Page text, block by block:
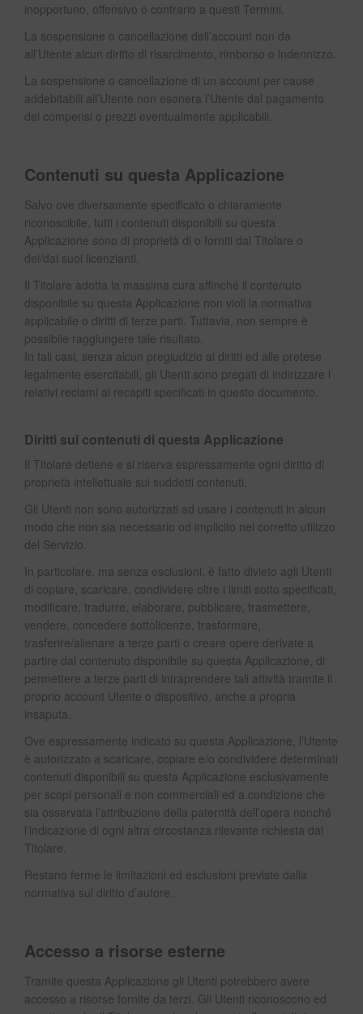
inopportuno, offensivo o contrario a questi Termini.
La sospensione o cancellazione dell’account non da
all’Utente alcun diritto di risarcimento, rimborso o indennizzo.
La sospensione o cancellazione di un account per cause
addebitabili all’Utente non esonera l’Utente dal pagamento
dei compensi o prezzi eventualmente applicabili.
Contenuti su questa Applicazione
Salvo ove diversamente specificato o chiaramente
riconoscibile, tutti i contenuti disponibili su questa
Applicazione sono di proprietà di o forniti dal Titolare o
dei/dai suoi licenzianti.
Il Titolare adotta la massima cura affinché il contenuto
disponibile su questa Applicazione non violi la normativa
applicabile o diritti di terze parti. Tuttavia, non sempre è
possibile raggiungere tale risultato.
In tali casi, senza alcun pregiudizio ai diritti ed alle pretese
legalmente esercitabili, gli Utenti sono pregati di indirizzare i
relativi reclami ai recapiti specificati in questo documento.
Diritti sui contenuti di questa Applicazione
Il Titolare detiene e si riserva espressamente ogni diritto di
proprietà intellettuale sui suddetti contenuti.
Gli Utenti non sono autorizzati ad usare i contenuti in alcun
modo che non sia necessario od implicito nel corretto utilizzo
del Servizio.
In particolare, ma senza esclusioni, è fatto divieto agli Utenti
di copiare, scaricare, condividere oltre i limiti sotto specificati,
modificare, tradurre, elaborare, pubblicare, trasmettere,
vendere, concedere sottolicenze, trasformare,
trasferire/alienare a terze parti o creare opere derivate a
partire dal contenuto disponibile su questa Applicazione, di
permettere a terze parti di intraprendere tali attività tramite il
proprio account Utente o dispositivo, anche a propria
insaputa.
Ove espressamente indicato su questa Applicazione, l’Utente
è autorizzato a scaricare, copiare e/o condividere determinati
contenuti disponibili su questa Applicazione esclusivamente
per scopi personali e non commerciali ed a condizione che
sia osservata l’attribuzione della paternità dell’opera nonché
l’indicazione di ogni altra circostanza rilevante richiesta dal
Titolare.
Restano ferme le limitazioni ed esclusioni previste dalla
normativa sul diritto d’autore.
Accesso a risorse esterne
Tramite questa Applicazione gli Utenti potrebbero avere
accesso a risorse fornite da terzi. Gli Utenti riconoscono ed